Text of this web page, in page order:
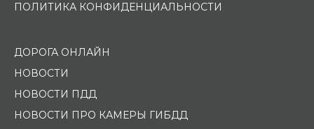
ПОЛИТИКА КОНФИДЕНЦИАЛЬНОСТИ
ДОРОГА ОНЛАЙН
НОВОСТИ
НОВОСТИ ПДД
НОВОСТИ ПРО КАМЕРЫ ГИБДД